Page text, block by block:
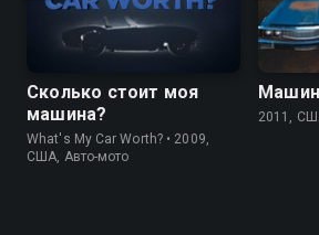
Сколько стоит моя
машина?
What's My Car Worth? • 2009,
США, Авто-мото
2011,